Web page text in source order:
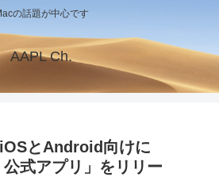
の話題が中心です
AAPL Ch.
とAndroid向けに
公式アプリ」をリリー